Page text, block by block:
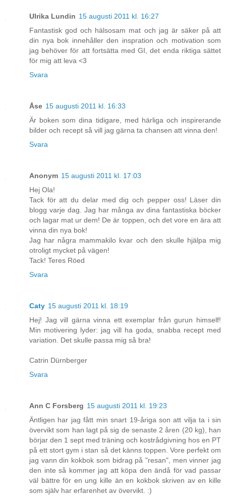
Ulrika Lundin 15 augusti 2011 kl. 16:27
Fantastisk god och hälsosam mat och jag är säker på att
din nya bok innehåller den inspration och motivation som
jag behöver för att fortsätta med GI, det enda riktiga sättet
för mig att leva <3
Svara
Åse 15 augusti 2011 kl. 16:33
Är boken som dina tidigare, med härliga och inspirerande
bilder och recept så vill jag gärna ta chansen att vinna den!
Svara
Anonym 15 augusti 2011 kl. 17:03
Hej Ola!
Tack för att du delar med dig och pepper oss! Läser din
blogg varje dag. Jag har många av dina fantastiska böcker
och lagar mat ur dem! De är toppen, och det vore en ära att
vinna din nya bok!
Jag har några mammakilo kvar och den skulle hjälpa mig
otroligt mycket på vägen!
Tack! Teres Röed
Svara
Caty 15 augusti 2011 kl. 18:19
Hej! Jag vill gärna vinna ett exemplar från gurun himself!
Min motivering lyder: jag vill ha goda, snabba recept med
variation. Det skulle passa mig så bra!
Catrin Dürnberger
Svara
Ann C Forsberg 15 augusti 2011 kl. 19:23
Äntligen har jag fått min snart 19-åriga son att vilja ta i sin
övervikt som han lagt på sig de senaste 2 åren (20 kg), han
börjar den 1 sept med träning och kostrådgivning hos en PT
på ett stort gym i stan så det känns toppen. Vore perfekt om
jag vann din kokbok som bidrag på "resan", men vinner jag
den inte så kommer jag att köpa den ändå för vad passar
väl bättre för en ung kille än en kokbok skriven av en kille
som själv har erfarenhet av övervikt. :)